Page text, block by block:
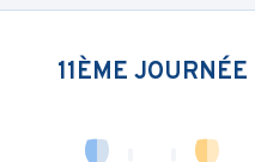
11ÈME JOURNÉE